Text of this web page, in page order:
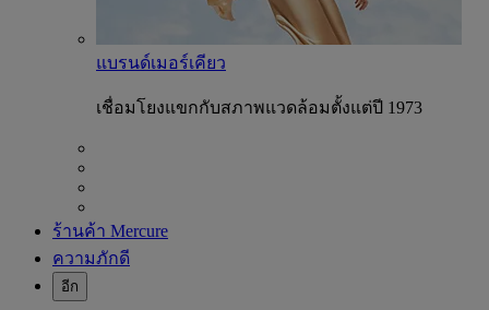
แบรนด์เมอร์เคียว
เชื่อมโยงแขกกับสภาพแวดล้อมตั้งแต่ปี 1973
ร้านค้า Mercure
ความภักดี
อีก